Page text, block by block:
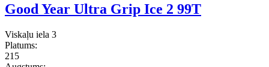
Good Year Ultra Grip Ice 2 99T
Viskaļu iela 3
Platums:
215